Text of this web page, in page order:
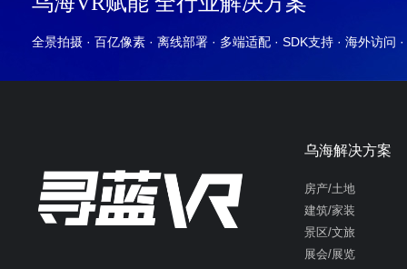
全景拍摄 · 百亿像素 · 离线部署 · 多端适配 · SDK支持 · 海外访问
乌海解决方案
房产/土地
建筑/家装
景区/文旅
展会/展览